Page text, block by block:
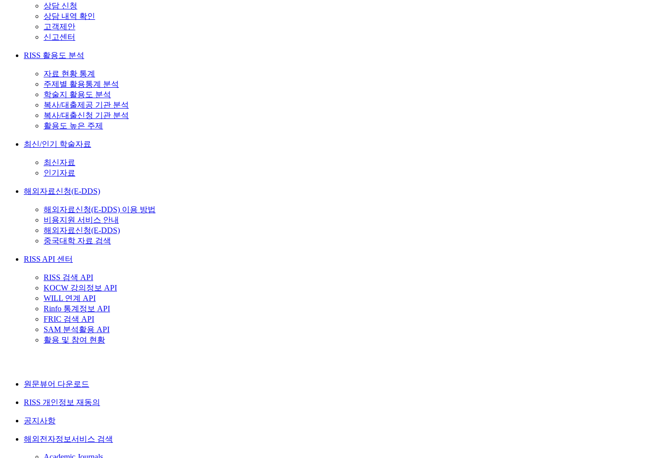
상담 신청
상담 내역 확인
고객제안
신고센터
RISS 활용도 분석
자료 현황 통계
주제별 활용통계 분석
학술지 활용도 분석
복사/대출제공 기관 분석
복사/대출신청 기관 분석
활용도 높은 주제
최신/인기 학술자료
최신자료
인기자료
해외자료신청(E-DDS)
해외자료신청(E-DDS) 이용 방법
비용지원 서비스 안내
해외자료신청(E-DDS)
중국대학 자료 검색
RISS API 센터
RISS 검색 API
KOCW 강의정보 API
WILL 연계 API
Rinfo 통계정보 API
FRIC 검색 API
SAM 분석활용 API
활용 및 참여 현황
원문뷰어 다운로드
RISS 개인정보 재동의
공지사항
해외전자정보서비스 검색